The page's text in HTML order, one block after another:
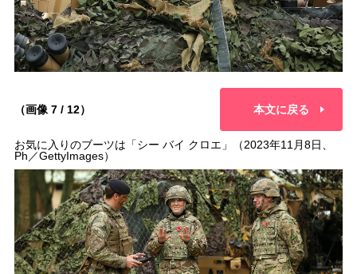
（画像 7 / 12） 本文に戻る
お気に入りのブーツは「シー バイ クロエ」（2023年11月8日、
Ph／GettyImages）